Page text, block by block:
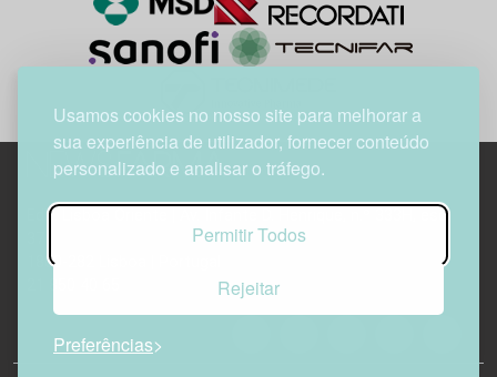
Usamos cookies no nosso site para melhorar a
sua experiência de utilizador, fornecer conteúdo
personalizado e analisar o tráfego.
Permitir Todos
Rejeitar
Preferências
Edif. Lisboa Oriente | Av. Infante D. Henrique, n.º 333H, esc.
1800-282 Lisboa | Portugal